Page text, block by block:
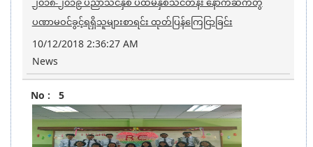
ပဏာမဝင်ခွင့်ရရှိသူများစာရင်း ထုတ်ပြန်ကြေငြာခြင်း
10/12/2018 2:36:27 AM
News
5